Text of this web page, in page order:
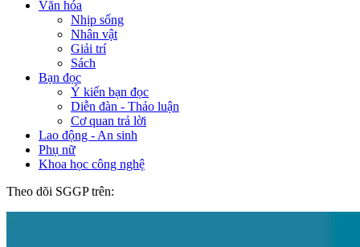
Văn hóa
Nhịp sống
Nhân vật
Giải trí
Sách
Bạn đọc
Ý kiến bạn đọc
Diễn đàn - Thảo luận
Cơ quan trả lời
Lao động - An sinh
Phụ nữ
Khoa học công nghệ
Theo dõi SGGP trên: